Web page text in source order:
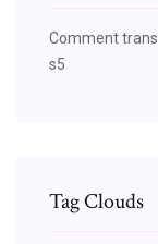
Comment
s5
Tag Clouds